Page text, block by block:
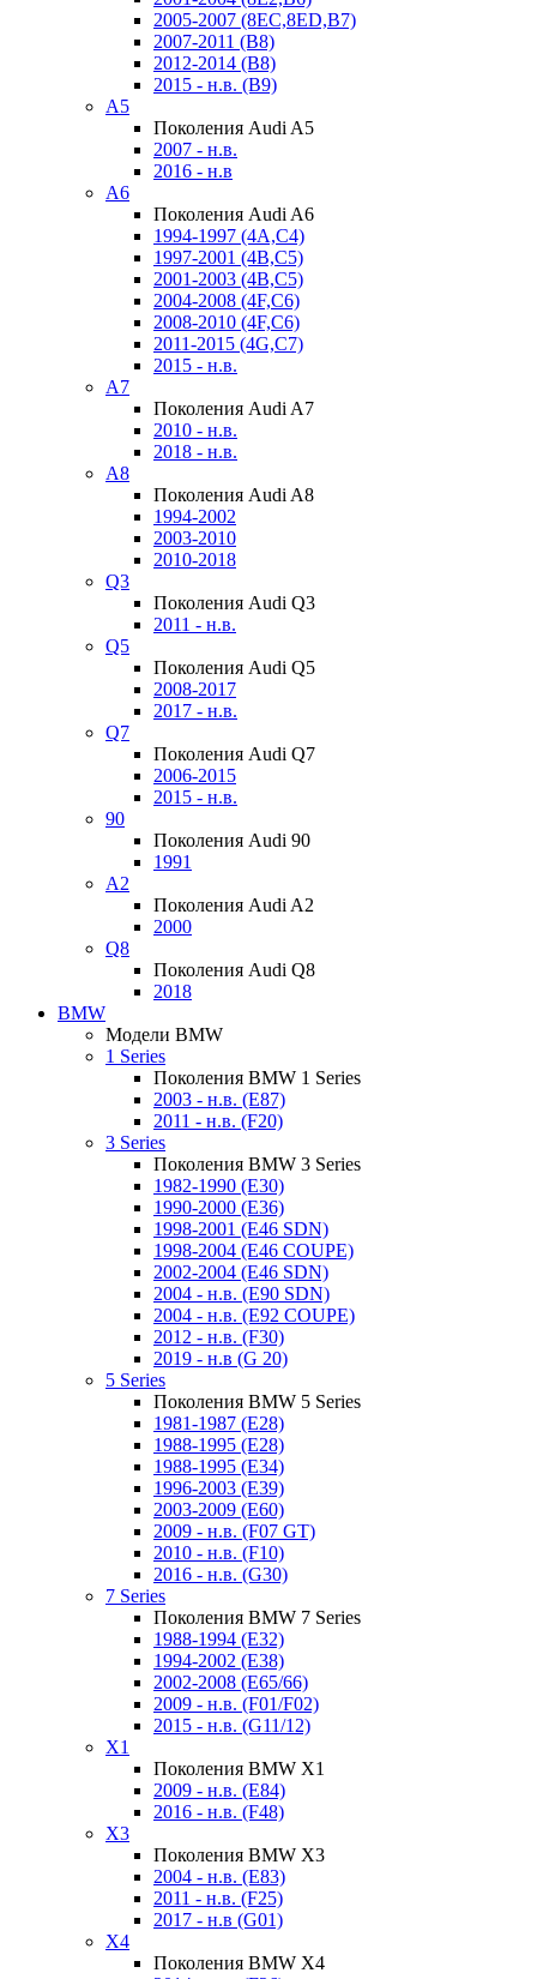
2005-2007 (8EC,8ED,B7)
2007-2011 (B8)
2012-2014 (B8)
2015 - н.в. (B9)
A5
Поколения Audi A5
2007 - н.в.
2016 - н.в
A6
Поколения Audi A6
1994-1997 (4A,C4)
1997-2001 (4B,C5)
2001-2003 (4B,C5)
2004-2008 (4F,C6)
2008-2010 (4F,C6)
2011-2015 (4G,C7)
2015 - н.в.
A7
Поколения Audi A7
2010 - н.в.
2018 - н.в.
A8
Поколения Audi A8
1994-2002
2003-2010
2010-2018
Q3
Поколения Audi Q3
2011 - н.в.
Q5
Поколения Audi Q5
2008-2017
2017 - н.в.
Q7
Поколения Audi Q7
2006-2015
2015 - н.в.
90
Поколения Audi 90
1991
A2
Поколения Audi A2
2000
Q8
Поколения Audi Q8
2018
BMW
Модели BMW
1 Series
Поколения BMW 1 Series
2003 - н.в. (E87)
2011 - н.в. (F20)
3 Series
Поколения BMW 3 Series
1982-1990 (E30)
1990-2000 (E36)
1998-2001 (E46 SDN)
1998-2004 (E46 COUPE)
2002-2004 (E46 SDN)
2004 - н.в. (E90 SDN)
2004 - н.в. (E92 COUPE)
2012 - н.в. (F30)
2019 - н.в (G 20)
5 Series
Поколения BMW 5 Series
1981-1987 (E28)
1988-1995 (E28)
1988-1995 (E34)
1996-2003 (E39)
2003-2009 (E60)
2009 - н.в. (F07 GT)
2010 - н.в. (F10)
2016 - н.в. (G30)
7 Series
Поколения BMW 7 Series
1988-1994 (E32)
1994-2002 (E38)
2002-2008 (E65/66)
2009 - н.в. (F01/F02)
2015 - н.в. (G11/12)
X1
Поколения BMW X1
2009 - н.в. (E84)
2016 - н.в. (F48)
X3
Поколения BMW X3
2004 - н.в. (E83)
2011 - н.в. (F25)
2017 - н.в (G01)
X4
Поколения BMW X4